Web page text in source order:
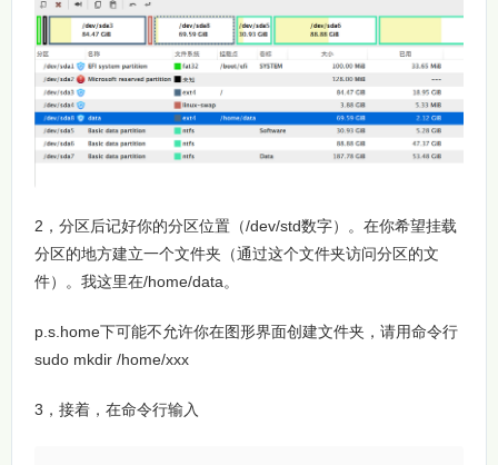
2，分区后记好你的分区位置（/dev/std数字）。在你希望挂载
分区的地方建立一个文件夹（通过这个文件夹访问分区的文
件）。我这里在/home/data。
p.s.home下可能不允许你在图形界面创建文件夹，请用命令行
sudo mkdir /home/xxx
3，接着，在命令行输入